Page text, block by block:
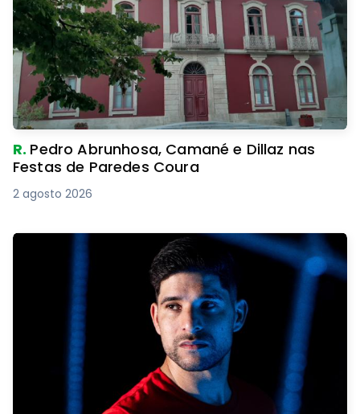
R. Pedro Abrunhosa, Camané e Dillaz nas
Festas de Paredes Coura
2 agosto 2026